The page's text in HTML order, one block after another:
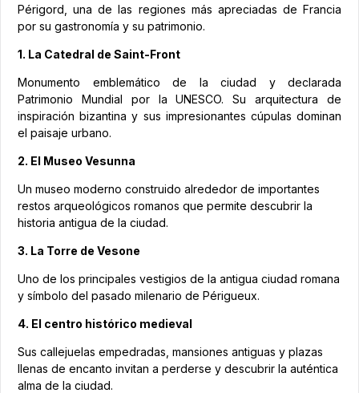
Périgord, una de las regiones más apreciadas de Francia
por su gastronomía y su patrimonio.
1. La Catedral de Saint-Front
Monumento emblemático de la ciudad y declarada
Patrimonio Mundial por la UNESCO. Su arquitectura de
inspiración bizantina y sus impresionantes cúpulas dominan
el paisaje urbano.
2. El Museo Vesunna
Un museo moderno construido alrededor de importantes
restos arqueológicos romanos que permite descubrir la
historia antigua de la ciudad.
3. La Torre de Vesone
Uno de los principales vestigios de la antigua ciudad romana
y símbolo del pasado milenario de Périgueux.
4. El centro histórico medieval
Sus callejuelas empedradas, mansiones antiguas y plazas
llenas de encanto invitan a perderse y descubrir la auténtica
alma de la ciudad.